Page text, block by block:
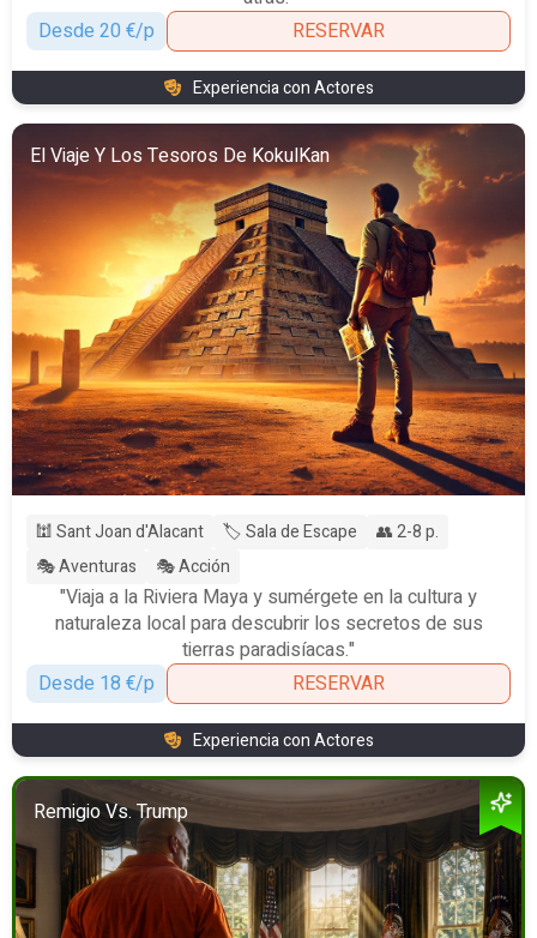
Desde 20 €/p
RESERVAR
Experiencia con Actores
El Viaje Y Los Tesoros De KokulKan
🕍 Sant Joan d'Alacant 🏷️ Sala de Escape
👥 2-8 p.
🎭 Aventuras
🎭 Acción
"Viaja a la Riviera Maya y sumérgete en la cultura y
naturaleza local para descubrir los secretos de sus
tierras paradisíacas."
Desde 18 €/p
RESERVAR
Experiencia con Actores
Remigio Vs. Trump